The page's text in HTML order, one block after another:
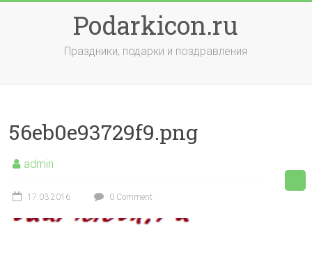
Podarkicon.ru
Праздники, подарки и поздравления
56eb0e93729f9.png
admin
17.03.2016 0 Comment